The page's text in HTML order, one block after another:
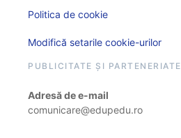
Politica de cookie
Modifică setarile cookie-urilor
PUBLICITATE ȘI PARTENERIATE
Adresă de e-mail
comunicare@edupedu.ro